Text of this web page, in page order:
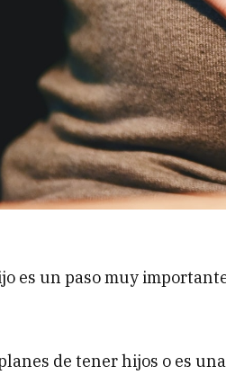
es un paso muy
de tener hijos o es